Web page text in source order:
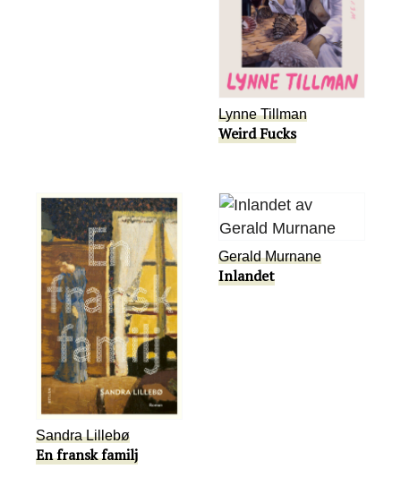
Lynne Tillman
Weird Fucks
Sandra Lillebø
En fransk familj
Gerald Murnane
Inlandet